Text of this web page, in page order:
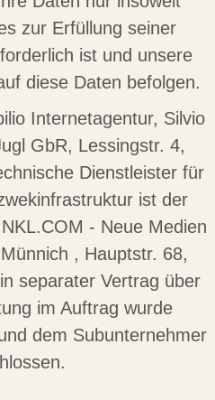
zur Erfüllung seiner
ist und unsere
diese Daten befolgen.
Internetagentur, Silvio
GbR, Lessingstr. 4,
Dienstleister für
ist der
- Neue Medien
, Hauptstr. 68,
separater Vertrag über
im Auftrag wurde
dem Subunternehmer